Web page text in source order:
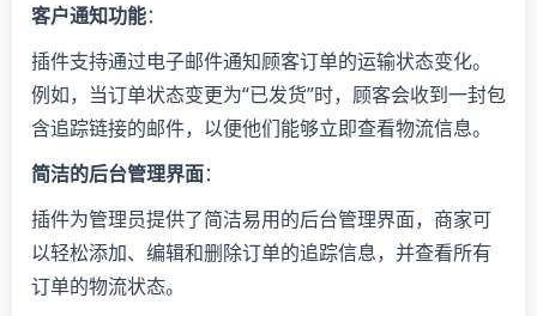
客户通知功能：
插件支持通过电子邮件通知顾客订单的运输状态变化。
例如，当订单状态变更为“已发货”时，顾客会收到一封包
含追踪链接的邮件，以便他们能够立即查看物流信息。
简洁的后台管理界面：
插件为管理员提供了简洁易用的后台管理界面，商家可
以轻松添加、编辑和删除订单的追踪信息，并查看所有
订单的物流状态。